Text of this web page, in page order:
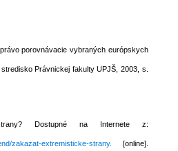
porovnávacie vybraných európskych
Právnickej fakulty UPJŠ, 2003, s.
Dostupné na Internete z:
zakazat-extremisticke-strany. [online].